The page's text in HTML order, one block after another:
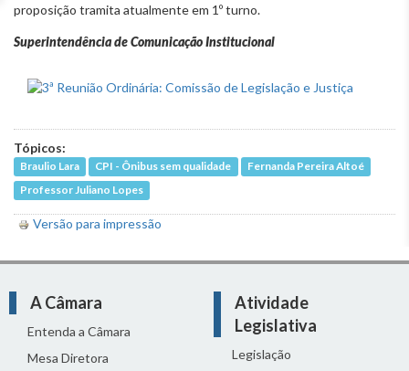
proposição tramita atualmente em 1º turno.
Superintendência de Comunicação Institucional
Tópicos:
Braulio Lara CPI - Ônibus sem qualidade
Fernanda Pereira Altoé
Professor Juliano Lopes
Versão para impressão
A Câmara
Entenda a Câmara
Mesa Diretora
Atividade
Legislativa
Legislação